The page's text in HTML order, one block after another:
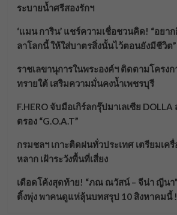
ระบายน้ำศรีสองรักฯ
‘แมน การิน’ แชร์ความเชื่อชวนคิด! “อยา
ลาโลกนี้ ให้ใส่บาตรสิ่งนั้นไว้ตอนยังมีชีวิต”
ราชเลขานุการในพระองค์ฯ ติดตามโครง
ทรายใต้ เสริมความมั่นคงน้ำเพชรบุรี
F.HERO จับมือเกิร์ลกรุ๊ปมาเลเซีย
ตรอง “G.O.A.T”
กรมชลฯ เกาะติดฝนทั่วประเทศ เตรียมเค
หลาก เฝ้าระวังพื้นที่เสี่ยง
เดือดโค้งสุดท้าย! “ภณ ณวัสน์ – จีน่า ญีนา”
ติ้งพุ่ง พาคนดูแห่ลุ้นบทสรุป 10 สิงหาคมนี้ !